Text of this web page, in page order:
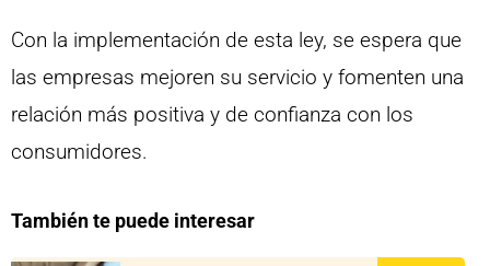
Con la implementación de esta ley, se espera que
las empresas mejoren su servicio y fomenten una
relación más positiva y de confianza con los
consumidores.
También te puede interesar